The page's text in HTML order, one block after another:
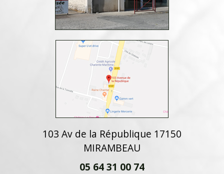
103 Av de la République 17150
MIRAMBEAU
05 64 31 00 74